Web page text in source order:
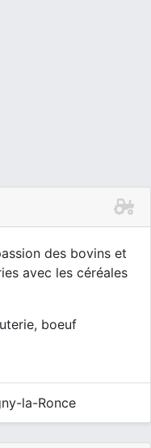
des bovins et
avec les céréales
boeuf
la-Ronce